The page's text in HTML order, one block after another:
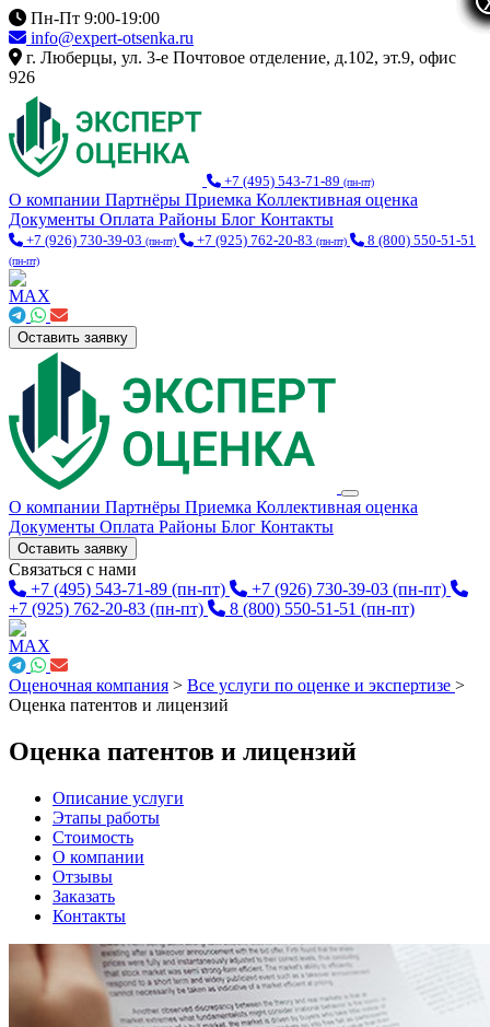
Пн-Пт 9:00-19:00
info@expert-otsenka.ru
г. Люберцы, ул. 3-е Почтовое отделение, д.102, эт.9, офис
926
+7 (495) 543-71-89 (пн-пт)
О компании Партнёры Приемка Коллективная оценка
Документы Оплата Районы Блог Контакты
+7 (926) 730-39-03 (пн-пт) +7 (925) 762-20-83 (пн-пт) 8 (800) 550-51-51
(пн-пт)
Оставить заявку
О компании Партнёры Приемка Коллективная оценка
Документы Оплата Районы Блог Контакты
Оставить заявку
Связаться с нами
+7 (495) 543-71-89 (пн-пт) +7 (926) 730-39-03 (пн-пт)
+7 (925) 762-20-83 (пн-пт) 8 (800) 550-51-51 (пн-пт)
Оценочная компания > Все услуги по оценке и экспертизе >
Оценка патентов и лицензий
Оценка патентов и лицензий
Описание услуги
Этапы работы
Стоимость
О компании
Отзывы
Заказать
Контакты